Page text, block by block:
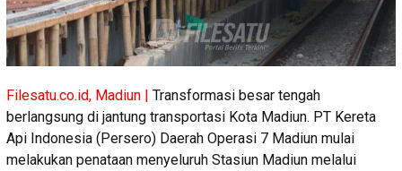
Filesatu.co.id, Madiun | Transformasi besar tengah
berlangsung di jantung transportasi Kota Madiun. PT Kereta
Api Indonesia (Persero) Daerah Operasi 7 Madiun mulai
melakukan penataan menyeluruh Stasiun Madiun melalui